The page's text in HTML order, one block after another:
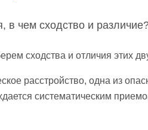
в чем сходство и
сходства и отличия этих
расстройство, одна из
систематическим